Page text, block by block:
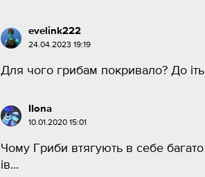
evelink222
24.04.2023 19:19
Для чого грибам покривало? До
IIona
10.01.2020 15:01
Чому Гриби втягують в себе
ів...